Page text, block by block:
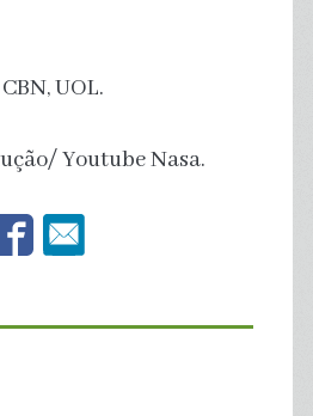
UOL.
Youtube Nasa.